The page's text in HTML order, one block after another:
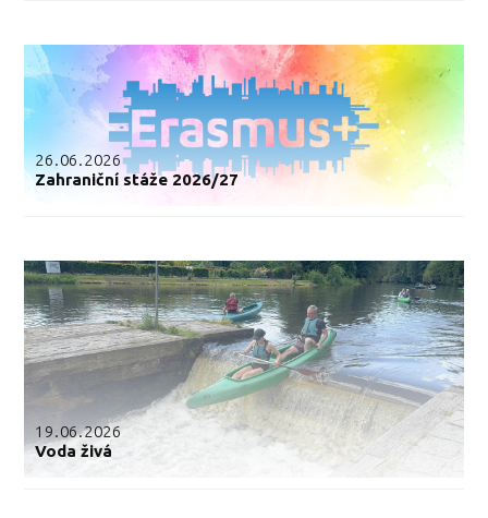
26.06.2026
Zahraniční stáže 2026/27
19.06.2026
Voda živá